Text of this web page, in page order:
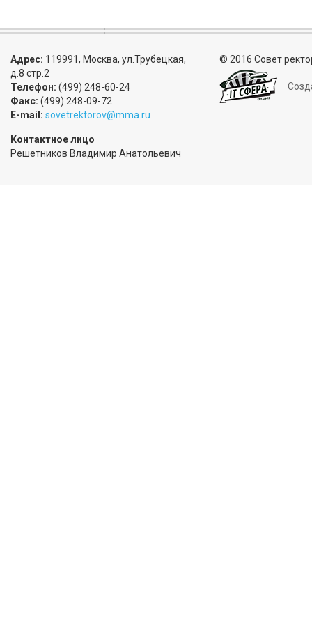
Адрес: 119991, Москва, ул.Трубецкая,
д.8 стр.2
Телефон: (499) 248-60-24
Факс: (499) 248-09-72
E-mail: sovetrektorov@mma.ru
Контактное лицо
Решетников Владимир Анатольевич
© 2016 Совет